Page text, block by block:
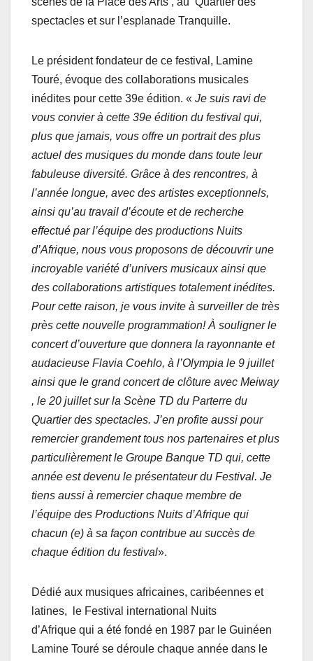
spectacles et sur l’esplanade Tranquille.
Le président fondateur de ce festival, Lamine
Touré, évoque des collaborations musicales
inédites pour cette 39e édition. « Je suis ravi de
vous convier à cette 39e édition du festival qui,
plus que jamais, vous offre un portrait des plus
actuel des musiques du monde dans toute leur
fabuleuse diversité. Grâce à des rencontres, à
l’année longue, avec des artistes exceptionnels,
ainsi qu’au travail d’écoute et de recherche
effectué par l’équipe des productions Nuits
d’Afrique, nous vous proposons de découvrir une
incroyable variété d’univers musicaux ainsi que
des collaborations artistiques totalement inédites.
Pour cette raison, je vous invite à surveiller de très
près cette nouvelle programmation! À souligner le
concert d’ouverture que donnera la rayonnante et
audacieuse Flavia Coehlo, à l’Olympia le 9 juillet
ainsi que le grand concert de clôture avec Meiway
, le 20 juillet sur la Scène TD du Parterre du
Quartier des spectacles. J’en profite aussi pour
remercier grandement tous nos partenaires et plus
particulièrement le Groupe Banque TD qui, cette
année est devenu le présentateur du Festival. Je
tiens aussi à remercier chaque membre de
l’équipe des Productions Nuits d’Afrique qui
chacun (e) à sa façon contribue au succès de
chaque édition du festival».
Dédié aux musiques africaines, caribéennes et
latines, le Festival international Nuits
d’Afrique qui a été fondé en 1987 par le Guinéen
Lamine Touré se déroule chaque année dans le